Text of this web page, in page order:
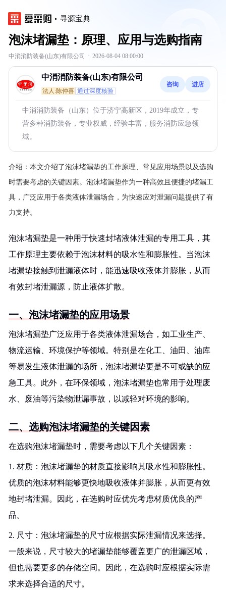
寻源宝典
泡沫堵漏垫：原理、应用与选购指南
中消消防装备(山东)有限公司 · 2026-08-04 08:00:00
中消消防装备(山东)有限公司
法人:陈仲喜 通过深度核验
咨询 进店
中消消防装备（山东）位于济宁高新区，2019年成立，专
营多种消防装备，专业权威，经验丰富，服务消防应急领
域。
介绍： 本文介绍了泡沫堵漏垫的工作原理、常见应用场景以及选购
时需要考虑的关键因素。泡沫堵漏垫作为一种高效且便捷的堵漏工
具，广泛应用于各类液体泄漏场合，为快速应对泄漏问题提供了有
力支持。
泡沫堵漏垫是一种用于快速封堵液体泄漏的专用工具，其
工作原理主要依赖于泡沫材料的吸水性和膨胀性。当泡沫
堵漏垫接触到泄漏液体时，能迅速吸收液体并膨胀，从而
有效封堵泄漏源，防止液体扩散。
一、泡沫堵漏垫的应用场景
泡沫堵漏垫广泛应用于各类液体泄漏场合，如工业生产、
物流运输、环境保护等领域。特别是在化工、油田、油库
等易发生液体泄漏的场所，泡沫堵漏垫更是不可或缺的应
急工具。此外，在环保领域，泡沫堵漏垫也常用于处理废
水、废油等污染物泄漏事故，以减轻对环境的影响。
二、选购泡沫堵漏垫的关键因素
在选购泡沫堵漏垫时，需要考虑以下几个关键因素：
1. 材质：泡沫堵漏垫的材质直接影响其吸水性和膨胀性。
优质的泡沫材料能够更快地吸收液体并膨胀，从而更有效
地封堵泄漏。因此，在选购时应优先考虑材质优良的产
品。
2. 尺寸：泡沫堵漏垫的尺寸应根据实际泄漏情况来选择。
一般来说，尺寸较大的堵漏垫能够覆盖更广的泄漏区域，
但也需要更多的存储空间。因此，在选购时应根据实际需
求来选择合适的尺寸。